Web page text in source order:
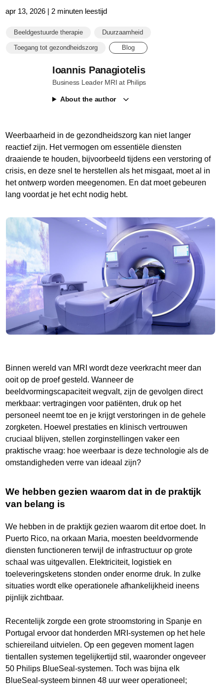
apr 13, 2026 | 2 minuten leestijd
Beeldgestuurde therapie Duurzaamheid
Toegang tot gezondheidszorg Blog
Ioannis Panagiotelis
Business Leader MRI at Philips
About the author
Weerbaarheid in de gezondheidszorg kan niet langer
reactief zijn. Het vermogen om essentiële diensten
draaiende te houden, bijvoorbeeld tijdens een verstoring of
crisis, en deze snel te herstellen als het misgaat, moet al in
het ontwerp worden meegenomen. En dat moet gebeuren
lang voordat je het echt nodig hebt.
Binnen wereld van MRI wordt deze veerkracht meer dan
ooit op de proef gesteld. Wanneer de
beeldvormingscapaciteit wegvalt, zijn de gevolgen direct
merkbaar: vertragingen voor patiënten, druk op het
personeel neemt toe en je krijgt verstoringen in de gehele
zorgketen. Hoewel prestaties en klinisch vertrouwen
cruciaal blijven, stellen zorginstellingen vaker een
praktische vraag: hoe weerbaar is deze technologie als de
omstandigheden verre van ideaal zijn?
We hebben gezien waarom dat in de praktijk
van belang is
We hebben in de praktijk gezien waarom dit ertoe doet. In
Puerto Rico, na orkaan Maria, moesten beeldvormende
diensten functioneren terwijl de infrastructuur op grote
schaal was uitgevallen. Elektriciteit, logistiek en
toeleveringsketens stonden onder enorme druk. In zulke
situaties wordt elke operationele afhankelijkheid ineens
pijnlijk zichtbaar.
Recentelijk zorgde een grote stroomstoring in Spanje en
Portugal ervoor dat honderden MRI-systemen op het hele
schiereiland uitvielen. Op een gegeven moment lagen
tientallen systemen tegelijkertijd stil, waaronder ongeveer
50 Philips BlueSeal-systemen. Toch was bijna elk
BlueSeal-systeem binnen 48 uur weer operationeel;